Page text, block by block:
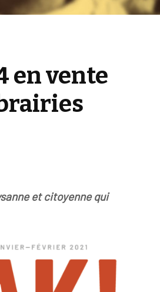
en vente
et citoyenne qui